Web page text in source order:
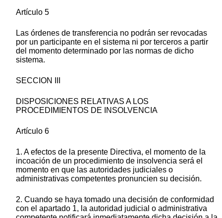
Artículo 5
Las órdenes de transferencia no podrán ser revocadas
por un participante en el sistema ni por terceros a partir
del momento determinado por las normas de dicho
sistema.
SECCION III
DISPOSICIONES RELATIVAS A LOS
PROCEDIMIENTOS DE INSOLVENCIA
Artículo 6
1. A efectos de la presente Directiva, el momento de la
incoación de un procedimiento de insolvencia será el
momento en que las autoridades judiciales o
administrativas competentes pronuncien su decisión.
2. Cuando se haya tomado una decisión de conformidad
con el apartado 1, la autoridad judicial o administrativa